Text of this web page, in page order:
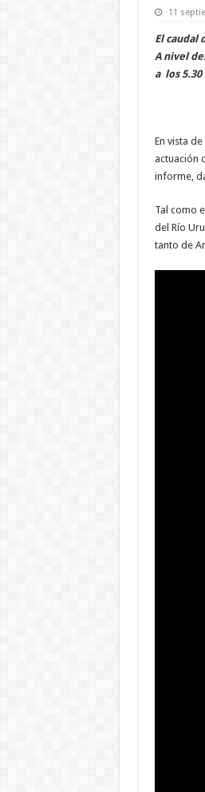
11
El caudal
A nivel
a los
En vista
actuación
informe,
Tal como
del Río
tanto de